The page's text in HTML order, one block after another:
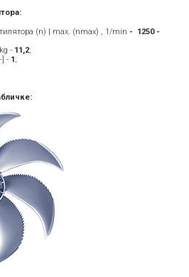
(n) | max. (nmax) , 1/min - ­ 1250 -
- 11 ,2;
- 1;